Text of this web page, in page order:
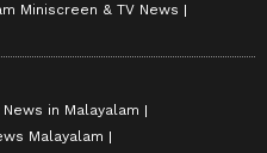
Miniscreen & TV News
in Malayalam
Malayalam